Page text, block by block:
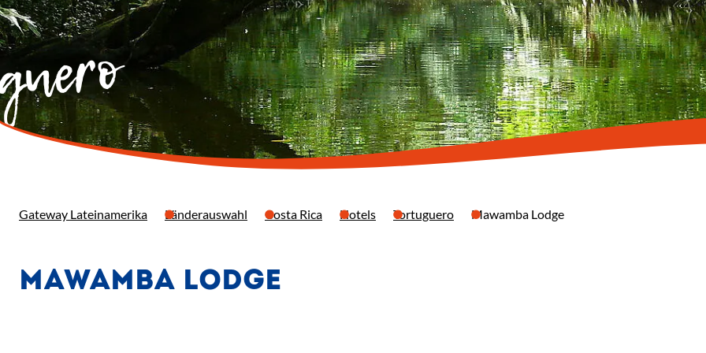
Gateway Lateinamerika Länderauswahl Costa Rica Hotels Tortuguero Mawamba Lodge
MAWAMBA LODGE